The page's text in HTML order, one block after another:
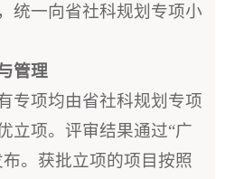
统一向省社科规划专项小
管理
专项均由省社科规划专项
立项。评审结果通过“广
。获批立项的项目按照